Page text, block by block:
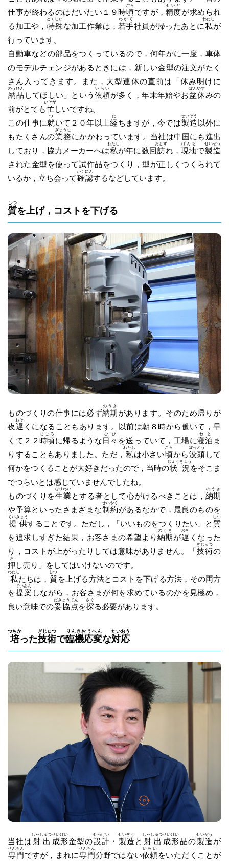
仕事が終わるのはだいたい１９時頃
ごろ
ですが，精度
せいど
が求められ
る加工や， 特殊
とくしゅ
な加工作業は， 若手
わかて
社員が帰ったあとに私
わたし
が
行っています。
自動車などの部品をつくっているので，何年かに一度，車体
のモデルチェンジがあるときには，新しい金型の注文がたく
さん入ってきます。また，大型連休の直前は「休み明けに
納品
のうひん
してほしい」という依頼
いらい
が多く，年末年始やお盆休
ぼんやす
みの
前がとても忙
いそが
しいですね。
この仕事に就
つ
いて２０年以上経
た
ちますが，今では製造
せいぞう
以外に
もたくさんの業務
ぎょうむ
にかかわっています。当社は中国にも進出
しており，協力メーカーへは私
わたし
が年に数回訪
おとず
れ，現地
げんち
で製造
せいぞう
された金型を使って試作品をつくり，型が正しくつくられて
いるか，立ち会って確認
かくにん
するなどしています。
質
しつ
を上げ，コストを下げる
ものづくりの仕事には必ず納期
のうき
があります。そのため帰りが
夜遅
おそ
くになることもあります。以前は朝８時から働いて，早
くて２２時頃
じごろ
に帰るような日々
ひび
を送っていて，工場に寝泊
ねと
ま
りすることもありました。ただ， 私
わたし
は小さい頃
ころ
から没頭
ぼっとう
して
何かをつくることが大好きだったので，当時の状況
じょうきょう
をそこま
でつらいとは感じていませんでしたね。
ものづくりを生業
なりわい
とする者として心がけるべきことは，納期
のうき
や予算といったさまざまな制約
せいやく
があるなかで，最良のものを
提供
ていきょう
することです。ただし，「いいものをつくりたい」と 質
しつ
を追求しすぎた結果，お客さまの希望より納期
のうき
が遅
おそ
くなった
り，コストが上がったりしては意味がありません。「技術
ぎじゅつ
の
押
お
し売り」をしてはいけないのです。
私
わたし
たちは， 質
しつ
を上げる方法とコストを下げる方法，その両方
を提案
ていあん
しながら，お客さまが何を求めているのかを見極め，
良い意味での妥協点
だきょうてん
を探
さぐ
る必要があります。
培
つちか
った技術
ぎじゅつ
で臨機応変
りんきおうへん
な対応
たいおう
当社は射出
しゃしゅつ
成形
せいけい
金型の設計
せっけい
・ 製造
せいぞう
と 射出
しゃしゅつ
成形
せいけい
品の製造
せいぞう
が
専門
せんもん
ですが，まれに専門
せんもん
分野ではない依頼
いらい
をいただくことが